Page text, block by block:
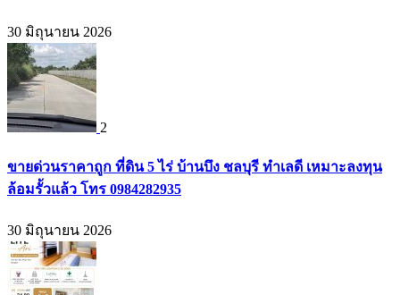
30 มิถุนายน 2026
2
ขายด่วนราคาถูก ที่ดิน 5 ไร่ บ้านบึง ชลบุรี ทำเลดี เหมาะลงทุน
ล้อมรั้วแล้ว โทร 0984282935
30 มิถุนายน 2026